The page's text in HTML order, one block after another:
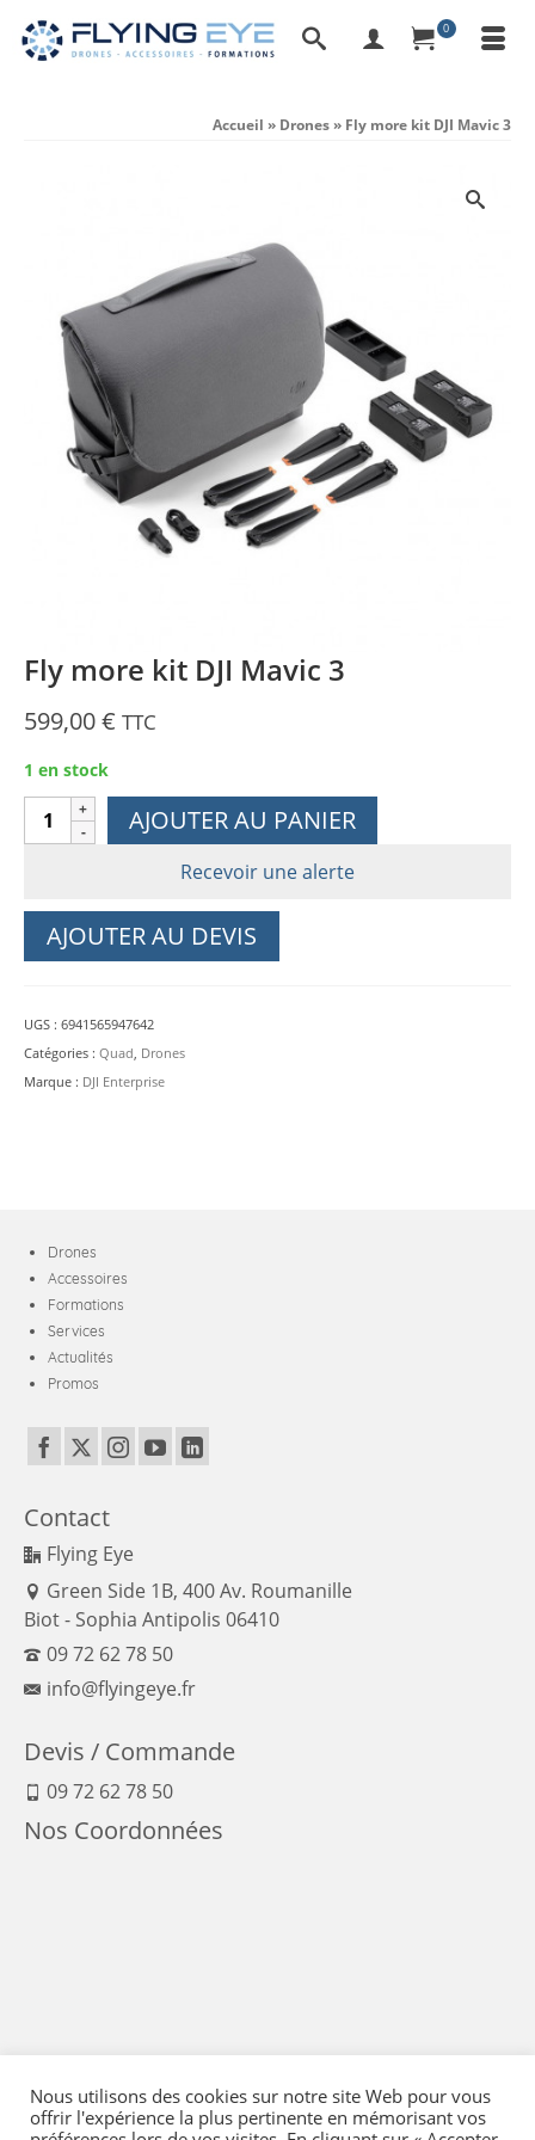
0
Accueil » Drones» Fly more kit DJI Mavic 3
Fly more kit DJI Mavic 3
599,00€ TTC
1 en stock
quantité
de
DJI
AJOUTER AU PANIER
Recevoir une alerte
AJOUTER AU DEVIS
UGS : 6941565947642
Catégories : Quad, Drones
Marque : DJI Enterprise
Drones
Accessoires
Formations
Services
Actualités
Promos
Contact
Flying Eye
Green Side 1B, 400 Av. Roumanille
Biot - Sophia Antipolis 06410
09 72 62 78 50
info@flyingeye.fr
Devis / Commande
09 72 62 78 50
Nos Coordonnées
Nous utilisons des cookies sur notre site Web pour vous
offrir l'expérience la plus pertinente en mémorisant vos